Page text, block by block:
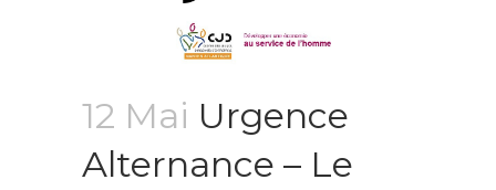
12 Mai Urgence
Alternance – Le